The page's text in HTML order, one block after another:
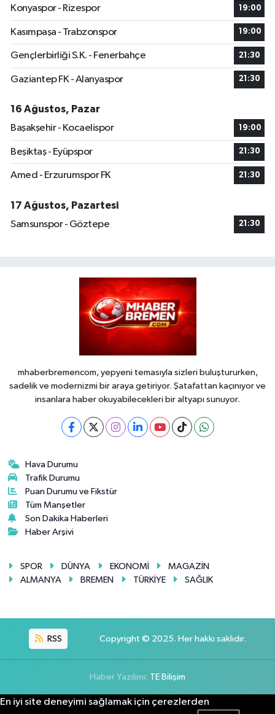
Konyaspor - Rizespor
19:00
Kasımpaşa - Trabzonspor 19:00
Gençlerbirliği S.K. - Fenerbahçe 21:30
Gaziantep FK - Alanyaspor 21:30
16 Ağustos, Pazar
Başakşehir - Kocaelispor
19:00
Beşiktaş - Eyüpspor 21:30
Amed - Erzurumspor FK 21:30
17 Ağustos, Pazartesi
Samsunspor - Göztepe
21:30
mhaberbremencom, yepyeni temasıyla sizleri buluştururken,
sadelik ve modernizmi bir araya getiriyor. Şatafattan kaçınıyor ve
insanlara haber okuyabilecekleri bir altyapı sunuyor.
Hava Durumu
Trafik Durumu
Puan Durumu ve Fikstür
Tüm Manşetler
Son Dakika Haberleri
Haber Arşivi
SPOR DÜNYA EKONOMİ
MAGAZİN
ALMANYA
BREMEN TÜRKİYE SAĞLIK
RSS Copyright © 2025. Her hakkı saklıdır.
Haber Yazılımı: TE Bilişim
En iyi site deneyimi sağlamak için çerezlerden